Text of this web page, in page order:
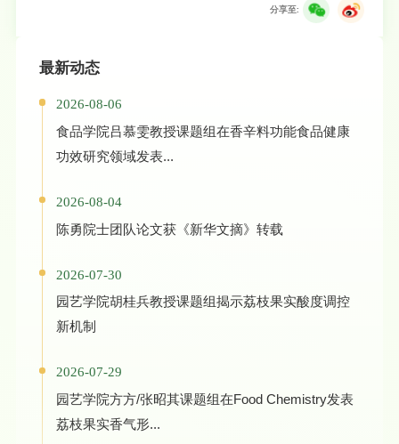
分享至:
最新动态
2026-08-06
食品学院吕慕雯教授课题组在香辛料功能食品健康
功效研究领域发表...
2026-08-04
陈勇院士团队论文获《新华文摘》转载
2026-07-30
园艺学院胡桂兵教授课题组揭示荔枝果实酸度调控
新机制
2026-07-29
园艺学院方方/张昭其课题组在Food Chemistry发表
荔枝果实香气形...